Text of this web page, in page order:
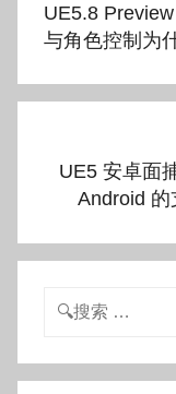
导
航
UE5.8
与角色控制为
UE5 安卓面
Android
搜